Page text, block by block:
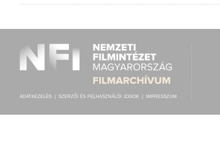
ADATKEZELÉS SZERZŐI ÉS FELHASZNÁLÓI JOGOK IMPRESSZUM